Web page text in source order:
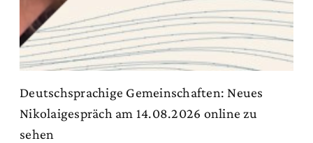
Deutschsprachige Gemeinschaften: Neues
Nikolaigespräch am 14.08.2026 online zu
sehen